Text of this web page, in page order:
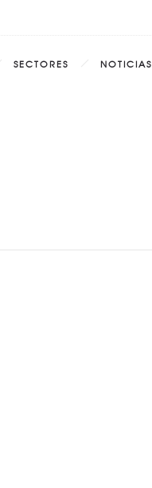
SECTORES NOTICIAS